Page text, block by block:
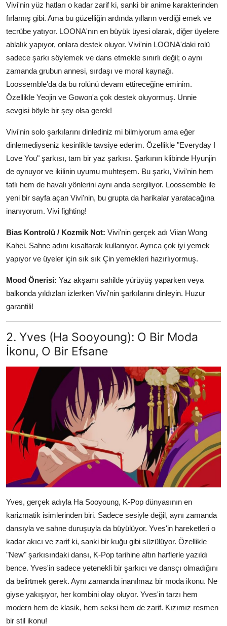
Vivi'nin yüz hatları o kadar zarif ki, sanki bir anime karakterinden
fırlamış gibi. Ama bu güzelliğin ardında yılların verdiği emek ve
tecrübe yatıyor. LOONA'nın en büyük üyesi olarak, diğer üyelere
ablalık yapıyor, onlara destek oluyor. Vivi'nin LOONA'daki rolü
sadece şarkı söylemek ve dans etmekle sınırlı değil; o aynı
zamanda grubun annesi, sırdaşı ve moral kaynağı.
Loossemble'da da bu rolünü devam ettireceğine eminim.
Özellikle Yeojin ve Gowon'a çok destek oluyormuş. Unnie
sevgisi böyle bir şey olsa gerek!
Vivi'nin solo şarkılarını dinlediniz mi bilmiyorum ama eğer
dinlemediyseniz kesinlikle tavsiye ederim. Özellikle "Everyday I
Love You" şarkısı, tam bir yaz şarkısı. Şarkının klibinde Hyunjin
de oynuyor ve ikilinin uyumu muhteşem. Bu şarkı, Vivi'nin hem
tatlı hem de havalı yönlerini aynı anda sergiliyor. Loossemble ile
yeni bir sayfa açan Vivi'nin, bu grupta da harikalar yaratacağına
inanıyorum. Vivi fighting!
Bias Kontrolü / Kozmik Not: Vivi'nin gerçek adı Viian Wong
Kahei. Sahne adını kısaltarak kullanıyor. Ayrıca çok iyi yemek
yapıyor ve üyeler için sık sık Çin yemekleri hazırlıyormuş.
Mood Önerisi: Yaz akşamı sahilde yürüyüş yaparken veya
balkonda yıldızları izlerken Vivi'nin şarkılarını dinleyin. Huzur
garantili!
2. Yves (Ha Sooyoung): O Bir Moda
İkonu, O Bir Efsane
Yves, gerçek adıyla Ha Sooyoung, K-Pop dünyasının en
karizmatik isimlerinden biri. Sadece sesiyle değil, aynı zamanda
dansıyla ve sahne duruşuyla da büyülüyor. Yves'in hareketleri o
kadar akıcı ve zarif ki, sanki bir kuğu gibi süzülüyor. Özellikle
"New" şarkısındaki dansı, K-Pop tarihine altın harflerle yazıldı
bence. Yves'in sadece yetenekli bir şarkıcı ve dansçı olmadığını
da belirtmek gerek. Aynı zamanda inanılmaz bir moda ikonu. Ne
giyse yakışıyor, her kombini olay oluyor. Yves'in tarzı hem
modern hem de klasik, hem seksi hem de zarif. Kızımız resmen
bir stil ikonu!